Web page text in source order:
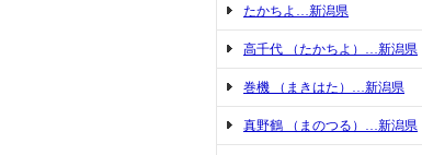
たかちよ…新潟県
高千代 （たかちよ）…新潟県
巻機 （まきはた）…新潟県
真野鶴 （まのつる）…新潟県